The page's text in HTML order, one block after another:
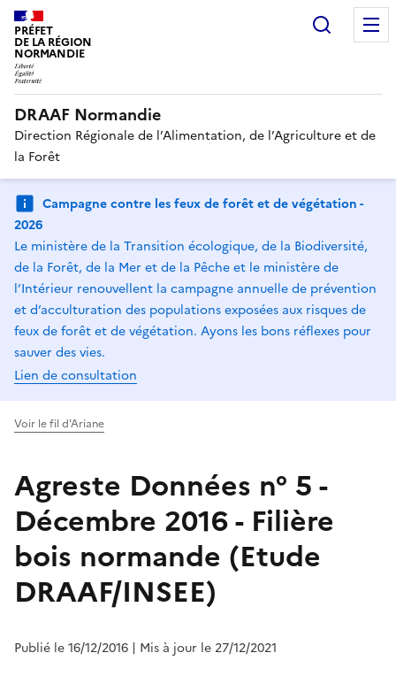
PRÉFET
DE LA RÉGION
NORMANDIE
DRAAF Normandie
Direction Régionale de l’Alimentation, de l’Agriculture et de
la Forêt
Campagne contre les feux de forêt et de végétation -
2026
Le ministère de la Transition écologique, de la Biodiversité,
de la Forêt, de la Mer et de la Pêche et le ministère de
l’Intérieur renouvellent la campagne annuelle de prévention
et d’acculturation des populations exposées aux risques de
feux de forêt et de végétation. Ayons les bons réflexes pour
sauver des vies.
Lien de consultation
Voir le fil d'Ariane
Agreste Données n° 5 -
Décembre 2016 - Filière
bois normande (Etude
DRAAF/INSEE)
Publié le 16/12/2016 | Mis à jour le 27/12/2021